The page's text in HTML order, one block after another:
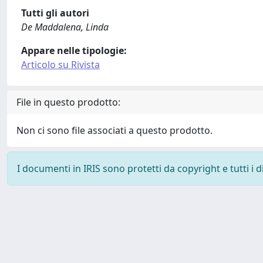
Tutti gli autori
De Maddalena, Linda
Appare nelle tipologie:
Articolo su Rivista
File in questo prodotto:
Non ci sono file associati a questo prodotto.
I documenti in IRIS sono protetti da copyright e tutti i